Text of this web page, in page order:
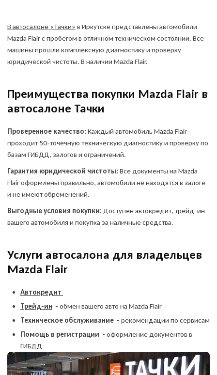
В автосалоне «Тачки» в Иркутске представлены автомобили
Mazda Flair с пробегом в отличном техническом состоянии. Все
машины прошли комплексную диагностику и проверку
юридической чистоты. В наличии Mazda Flair.
Преимущества покупки Mazda Flair в
автосалоне Тачки
Проверенное качество: Каждый автомобиль Mazda Flair
проходит 50-точечную техническую диагностику и проверку по
базам ГИБДД, залогов и ограничений.
Гарантия юридической чистоты: Все документы на Mazda
Flair оформлены правильно, автомобили не находятся в залоге
и не имеют обременений.
Выгодные условия покупки: Доступен автокредит, трейд-ин
вашего автомобиля и покупка за наличные средства.
Услуги автосалона для владельцев
Mazda Flair
Автокредит
Трейд-ин - обмен вашего авто на Mazda Flair
Техническое обслуживание - рекомендации по сервисам
Помощь в регистрации - оформление документов в
ГИБДД